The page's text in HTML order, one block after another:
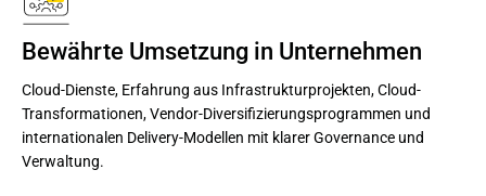
Bewährte Umsetzung in Unternehmen
Cloud-Dienste, Erfahrung aus Infrastrukturprojekten, Cloud-
Transformationen, Vendor-Diversifizierungsprogrammen und
internationalen Delivery-Modellen mit klarer Governance und
Verwaltung.